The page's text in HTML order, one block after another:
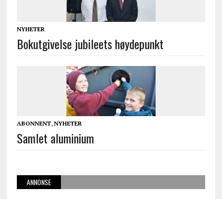
NYHETER
Bokutgivelse jubileets høydepunkt
ABONNENT, NYHETER
Samlet aluminium
ANNONSE